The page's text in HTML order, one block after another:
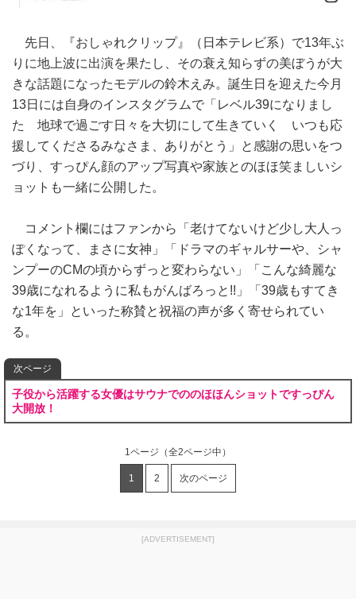
先日、『おしゃれクリップ』（日本テレビ系）で13年ぶ
りに地上波に出演を果たし、その衰え知らずの美ぼうが大
きな話題になったモデルの鈴木えみ。誕生日を迎えた今月
13日には自身のインスタグラムで「レベル39になりまし
た 地球で過ごす日々を大切にして生きていく いつも応
援してくださるみなさま、ありがとう」と感謝の思いをつ
づり、すっぴん顔のアップ写真や家族とのほほ笑ましいシ
ョットも一緒に公開した。
コメント欄にはファンから「老けてないけど少し大人っ
ぽくなって、まさに女神」「ドラマのギャルサーや、シャ
ンプーのCMの頃からずっと変わらない」「こんな綺麗な
39歳になれるように私もがんばろっと!!」「39歳もすてき
な1年を」といった称賛と祝福の声が多く寄せられてい
る。
次ページ
子役から活躍する女優はサウナでののほほんショットですっぴん
大開放！
1ページ （全2ページ中）
1 2 次のページ
[ADVERTISEMENT]